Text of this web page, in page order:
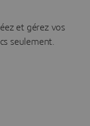
et gérez vos
seulement.